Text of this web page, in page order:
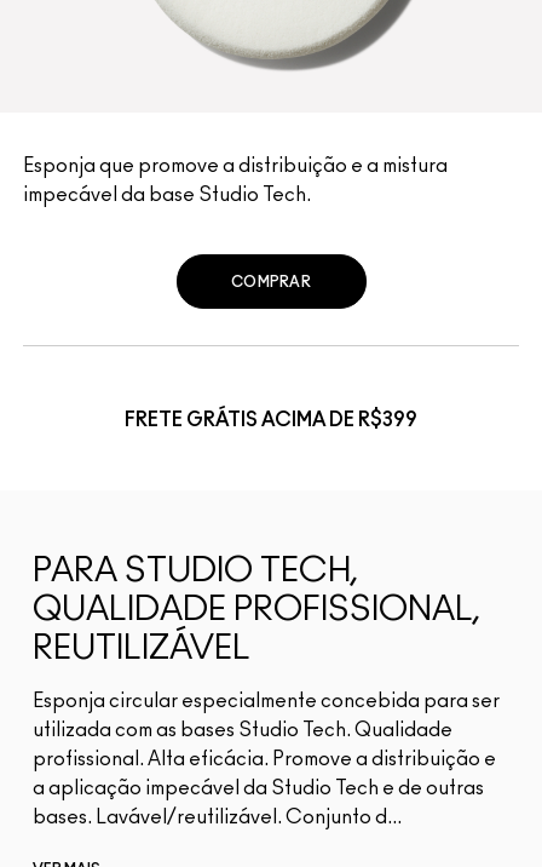
Esponja que promove a distribuição e a mistura
impecável da base Studio Tech.
COMPRAR
FRETE GRÁTIS ACIMA DE R$399
PARA STUDIO TECH,
QUALIDADE PROFISSIONAL,
REUTILIZÁVEL
Esponja circular especialmente concebida para ser
utilizada com as bases Studio Tech. Qualidade
profissional. Alta eficácia. Promove a distribuição e
a aplicação impecável da Studio Tech e de outras
bases. Lavável/reutilizável. Conjunto d...